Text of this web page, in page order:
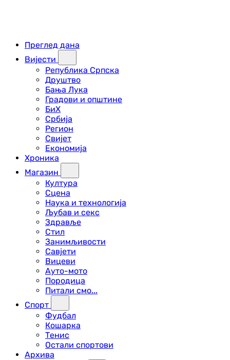
Преглед дана
Вијести
Република Српска
Друштво
Бања Лука
Градови и општине
БиХ
Србија
Регион
Свијет
Економија
Хроника
Магазин
Култура
Сцена
Наука и технологија
Љубав и секс
Здравље
Стил
Занимљивости
Савјети
Вицеви
Ауто-мото
Породица
Питали смо...
Спорт
Фудбал
Кошарка
Тенис
Остали спортови
Архива